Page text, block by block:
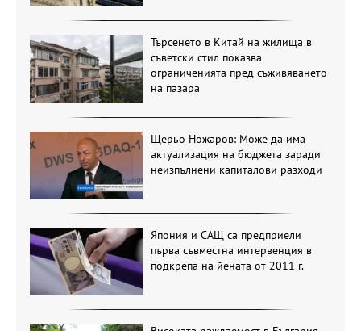
Търсенето в Китай на жилища в
съветски стил показва
ограниченията пред съживяването
на пазара
Щерьо Ножаров: Може да има
актуализация на бюджета заради
неизпълнени капиталови разходи
Япония и САЩ са предприели
първа съвместна интервенция в
подкрепа на йената от 2011 г.